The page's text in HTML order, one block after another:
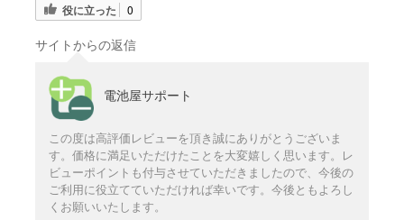
役に立った 0
サイトからの返信
電池屋サポート
この度は高評価レビューを頂き誠にありがとうございま
す。価格に満足いただけたことを大変嬉しく思います。レ
ビューポイントも付与させていただきましたので、今後の
ご利用に役立てていただければ幸いです。今後ともよろし
くお願いいたします。